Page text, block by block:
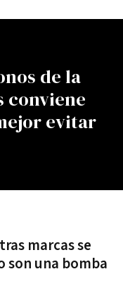
de la
conviene
evitar
marcas se
son una bomba